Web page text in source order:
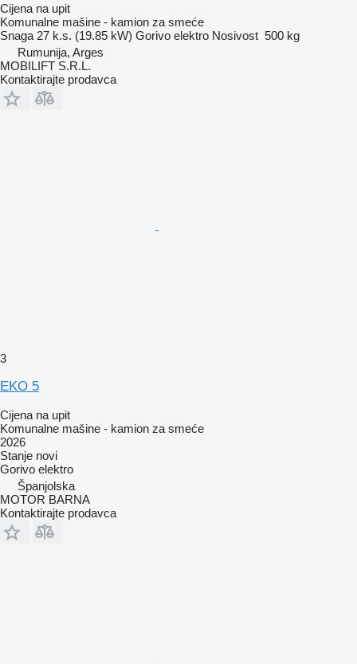
Cijena na upit
Komunalne mašine - kamion za smeće
Snaga 27 k.s. (19.85 kW) Gorivo elektro Nosivost 500 kg
Rumunija, Arges
MOBILIFT S.R.L.
Kontaktirajte prodavca
3
EKO 5
Cijena na upit
Komunalne mašine - kamion za smeće
2026
Stanje novi
Gorivo elektro
Španjolska
MOTOR BARNA
Kontaktirajte prodavca